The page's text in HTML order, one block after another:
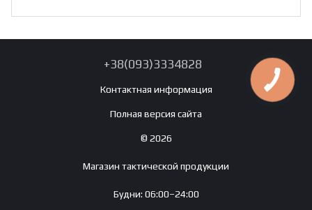
+38(093)3334828
Контактная информация
Полная версия сайта
© 2026
Магазин тактической продукции
Будни: 06:00–24:00